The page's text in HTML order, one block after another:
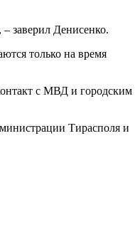
заверил Денисенко.
только на время
с МВД и городским
Тирасполя и